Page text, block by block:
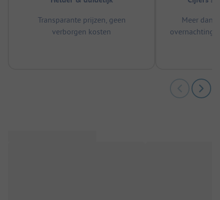
Transparante prijzen, geen
verborgen kosten
Meer dan